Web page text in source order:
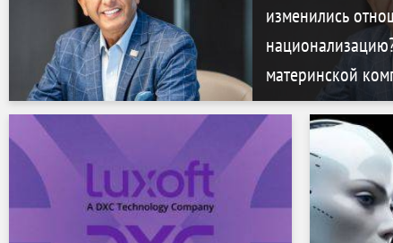
изменились
материнской